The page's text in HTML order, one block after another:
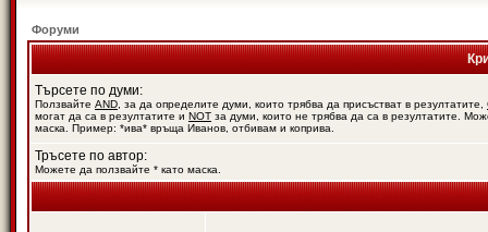
Форуми
Търсете по думи:
Ползвайте AND , за да определите думи, които трябва да присъстват в резултатите,
могат да са в резултатите и NOT за думи, които не трябва да са в резултатите.
маска. Пример: *ива* връща Иванов, отбивам и коприва.
Тръсете по автор:
Можете да ползвайте * като маска.